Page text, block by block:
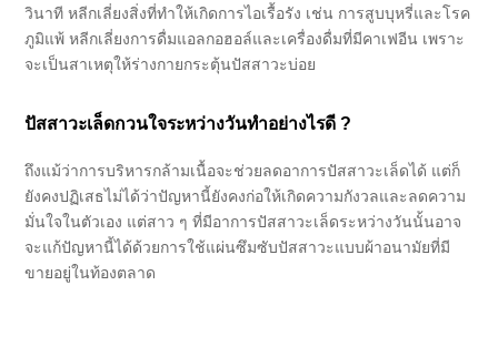
วินาที หลีกเลี่ยงสิ่งที่ทำให้เกิดการไอเรื้อรัง เช่น การสูบบุหรี่และโรค
ภูมิแพ้ หลีกเลี่ยงการดื่มแอลกอฮอล์และเครื่องดื่มที่มีคาเฟอีน เพราะ
จะเป็นสาเหตุให้ร่างกายกระตุ้นปัสสาวะบ่อย
ปัสสาวะเล็ดกวนใจระหว่างวันทำอย่างไรดี ?
ถึงแม้ว่าการบริหารกล้ามเนื้อจะช่วยลดอาการปัสสาวะเล็ดได้ แต่ก็
ยังคงปฏิเสธไม่ได้ว่าปัญหานี้ยังคงก่อให้เกิดความกังวลและลดความ
มั่นใจในตัวเอง แต่สาว ๆ ที่มีอาการปัสสาวะเล็ดระหว่างวันนั้นอาจ
จะแก้ปัญหานี้ได้ด้วยการใช้แผ่นซึมซับปัสสาวะแบบผ้าอนามัยที่มี
ขายอยู่ในท้องตลาด